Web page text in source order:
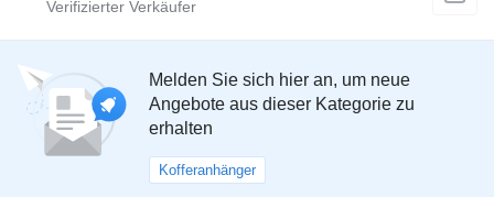
Melden Sie sich hier an, um neue
Angebote aus dieser Kategorie zu
erhalten
Kofferanhänger